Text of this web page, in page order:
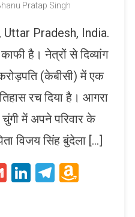
Pratap Singh
Uttar Pradesh, India.
है। नेत्रों से दिव्यांग
(केबीसी) में एक
रच दिया है। आगरा
में अपने परिवार के
विजय सिंह बुंदेला […]
GmailLinkedIn
Telegram